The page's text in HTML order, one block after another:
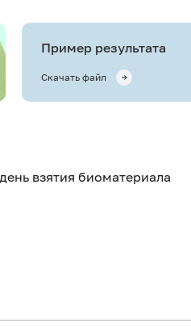
Пример результата
Скачать файл
взятия биоматериала